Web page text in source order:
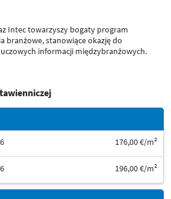
Intec towarzyszy bogaty program
branżowe, stanowiące okazję do
informacji międzybranżowych.
176,00 €/m²
196,00 €/m²